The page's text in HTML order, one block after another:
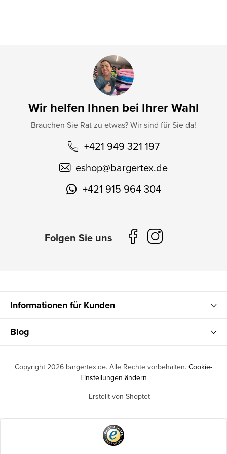
Wir helfen Ihnen bei Ihrer Wahl
Brauchen Sie Rat zu etwas? Wir sind für Sie da!
+421 949 321 197
eshop@bargertex.de
+421 915 964 304
Informationen für Kunden
Blog
Erstellt von Shoptet
Copyright 2026 bargertex.de. Alle Rechte vorbehalten. Cookie-
Einstellungen ändern